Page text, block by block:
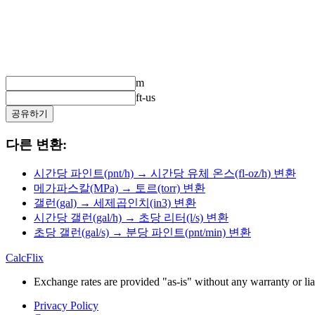
m
ft-us
공유하기
다른 변환:
시간당 파인트(pnt/h) → 시간당 유체 온스(fl-oz/h) 변환
메가파스칼(MPa) → 토르(torr) 변환
갤런(gal) → 세제곱인치(in3) 변환
시간당 갤런(gal/h) → 초당 리터(l/s) 변환
초당 갤런(gal/s) → 분당 파인트(pnt/min) 변환
CalcFlix
Exchange rates are provided "as-is" without any warranty or
Privacy Policy